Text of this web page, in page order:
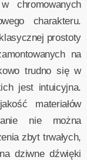
chromowanych
charakteru.
prostoty
na
trudno się w
jest intuicyjna.
materiałów
nie można
zbyt trwałych,
dziwne dźwięki